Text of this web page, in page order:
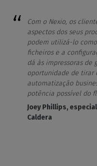
Com o Nexio, os
aspectos dos seus
podem utilizá-lo
ficheiros e a
dá às impressoras de
oportunidade de tirar
automatização
potência possível do
Joey Phillips,
Caldera